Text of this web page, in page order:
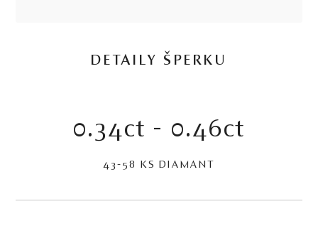
DETAILY ŠPERKU
0.34ct - 0.46ct
43-58 KS DIAMANT